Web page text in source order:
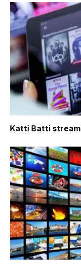
Katti Batti